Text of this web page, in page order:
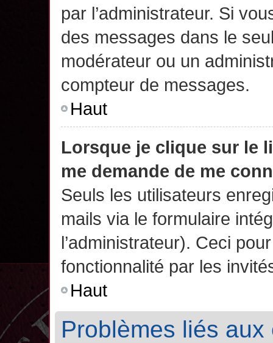
par l’administrateur. Si
des messages dans le
modérateur ou un
compteur de messages.
Haut
Lorsque je clique sur le
me demande de me
Seuls les utilisateurs
mails via le formulaire
l’administrateur). Ceci
fonctionnalité par les
Haut
Problèmes liés